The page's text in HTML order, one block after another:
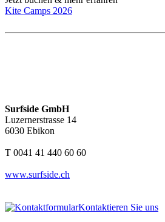
Kite Camps 2026
Surfside GmbH
Luzernerstrasse 14
6030 Ebikon
T 0041 41 440 60 60
www.surfside.ch
Kontaktieren Sie uns